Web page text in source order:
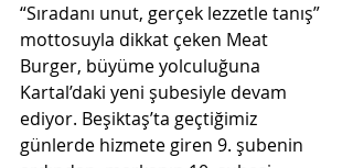
“Sıradanı unut, gerçek lezzetle tanış”
mottosuyla dikkat çeken Meat
Burger, büyüme yolculuğuna
Kartal’daki yeni şubesiyle devam
ediyor. Beşiktaş’ta geçtiğimiz
günlerde hizmete giren 9. şubenin